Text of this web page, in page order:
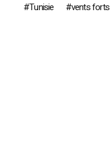
Tunisie
vents forts